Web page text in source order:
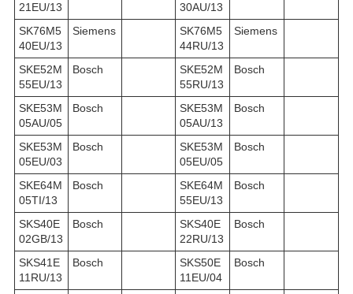
21EU/13
30AU/13
SK76M5
40EU/13
Siemens
SK76M5
44RU/13
Siemens
SKE52M
55EU/13
Bosch
SKE52M
55RU/13
Bosch
SKE53M
05AU/05
Bosch
SKE53M
05AU/13
Bosch
SKE53M
05EU/03
Bosch
SKE53M
05EU/05
Bosch
SKE64M
05TI/13
Bosch
SKE64M
55EU/13
Bosch
SKS40E
02GB/13
Bosch
SKS40E
22RU/13
Bosch
SKS41E
11RU/13
Bosch
SKS50E
11EU/04
Bosch